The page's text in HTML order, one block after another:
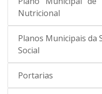
Nutricional
Planos Municipais da
Social
Portarias